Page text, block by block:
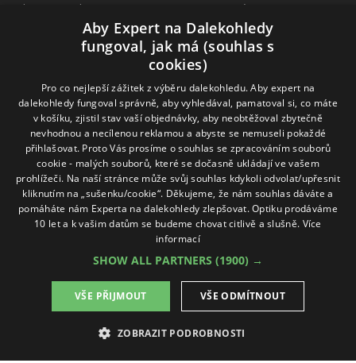
O nás Vše o nákupu Poradenství
Ochrana osobních údajů ODSTOUPIT OD SMLOUVY
Dalekohledy Spektivy Dálkoměry Příslušenství Naše značky
Sledujte nás na sociálních sítích
ExpertNaDalekohledy
Aby Expert na Dalekohledy
fungoval, jak má (souhlas s
cookies)
Pro co nejlepší zážitek z výběru dalekohledu. Aby expert na
dalekohledy fungoval správně, aby vyhledával, pamatoval si, co máte
v košíku, zjistil stav vaší objednávky, aby neobtěžoval zbytečně
nevhodnou a necílenou reklamou a abyste se nemuseli pokaždé
přihlašovat. Proto Vás prosíme o souhlas se zpracováním souborů
cookie - malých souborů, které se dočasně ukládají ve vašem
prohlížeči. Na naší stránce může svůj souhlas kdykoli odvolat/upřesnit
kliknutím na „sušenku/cookie“. Děkujeme, že nám souhlas dáváte a
pomáháte nám Experta na dalekohledy zlepšovat. Optiku prodáváme
10 let a k vašim datům se budeme chovat citlivě a slušně. Více
informací
SHOW ALL PARTNERS (1900) →
VŠE PŘIJMOUT VŠE ODMÍTNOUT
ZOBRAZIT PODROBNOSTI